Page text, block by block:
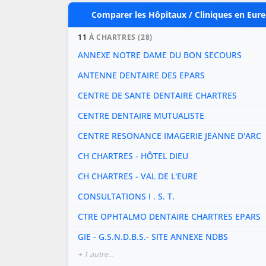
Comparer les Hôpitaux / Cliniques en
11 À CHARTRES (28)
ANNEXE NOTRE DAME DU BON SECOURS
ANTENNE DENTAIRE DES EPARS
CENTRE DE SANTE DENTAIRE CHARTRES
CENTRE DENTAIRE MUTUALISTE
CENTRE RESONANCE IMAGERIE JEANNE D'ARC
CH CHARTRES - HÔTEL DIEU
CH CHARTRES - VAL DE L'EURE
CONSULTATIONS I . S. T.
CTRE OPHTALMO DENTAIRE CHARTRES EPARS
GIE - G.S.N.D.B.S.- SITE ANNEXE NDBS
+ 1 autre…